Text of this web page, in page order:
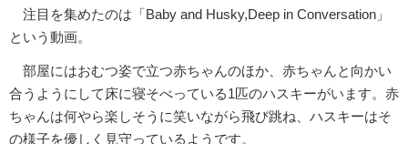
注目を集めたのは「Baby and Husky,Deep in Conversation」
という動画。
部屋にはおむつ姿で立つ赤ちゃんのほか、赤ちゃんと向かい
合うようにして床に寝そべっている1匹のハスキーがいます。赤
ちゃんは何やら楽しそうに笑いながら飛び跳ね、ハスキーはそ
の様子を優しく見守っているようです。